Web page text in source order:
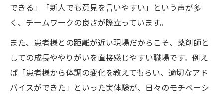
できる」「新人でも意見を言いやすい」という声が多
く、チームワークの良さが際立っています。
また、患者様との距離が近い現場だからこそ、薬剤師と
しての成長ややりがいを直接感じやすい職場です。例え
ば「患者様から体調の変化を教えてもらい、適切なアド
バイスができた」といった実体験が、日々のモチベーシ